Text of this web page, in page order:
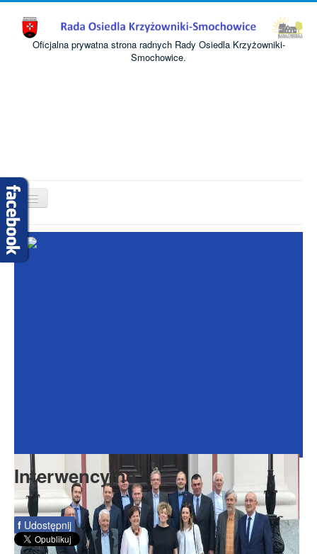
Oficjalna prywatna strona radnych Rady Osiedla Krzyżowniki-
Smochowice.
Przełącz
nawigację
Start
O nas
Rada Seniorów
Interwencyjne
f Udostępnij